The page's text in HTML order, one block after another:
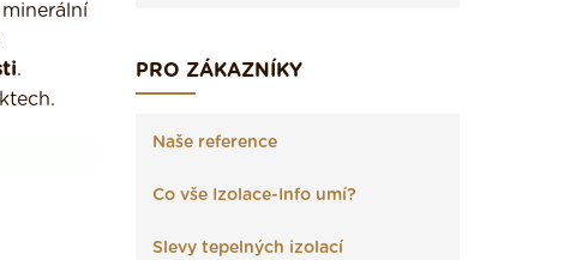
.
PRO ZÁKAZNÍKY
Naše reference
Co vše Izolace-Info umí?
Slevy tepelných izolací